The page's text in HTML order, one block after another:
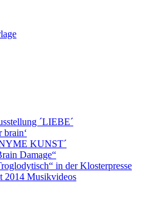
´LIEBE´
brain‘
KUNST´
Damage“
in der Klosterpresse
2014 Musikvideos